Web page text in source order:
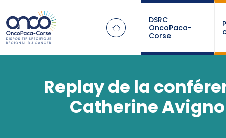
DSRC
OncoPaca-
Corse
Replay de la
Catherine